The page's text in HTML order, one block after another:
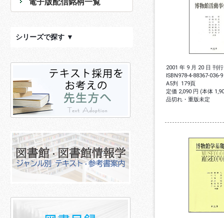
シリーズで探す ▼
2001 年 9 月 20 日 刊行
ISBN978-4-88367-036-9
A5判 179頁
定価 2,090 円 (本体
品切れ・重版未定